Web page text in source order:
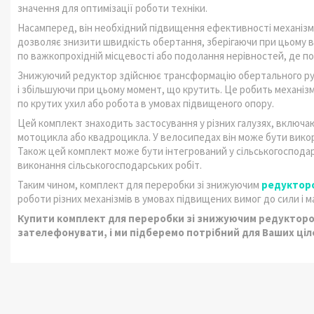
значення для оптимізації роботи техніки.
Насамперед, він необхідний підвищення ефективності
дозволяє знизити швидкість обертання, зберігаючи при
по важкопрохідній місцевості або подолання нерівностей, де
Знижуючий редуктор здійснює трансформацію обертального
і збільшуючи при цьому момент, що крутить. Це робить
по крутих ухил або робота в умовах підвищеного опору.
Цей комплект знаходить застосування у різних галузях,
мотоцикла або квадроцикла. У велосипедах він може бути
Також цей комплект може бути інтегрований у
виконання сільськогосподарських робіт.
Таким чином, комплект для переробки зі знижуючим
роботи різних механізмів в умовах підвищених вимог до сили і
Купити комплект для переробки зі знижуючим
зателефонувати, і ми підберемо потрібний для Ваших